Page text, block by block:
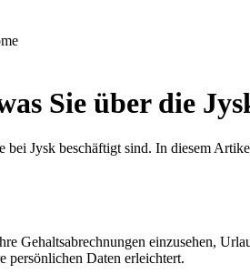
Sie über die
Jysk beschäftigt sind. In diesem
Gehaltsabrechnungen einzusehen,
persönlichen Daten erleichtert.